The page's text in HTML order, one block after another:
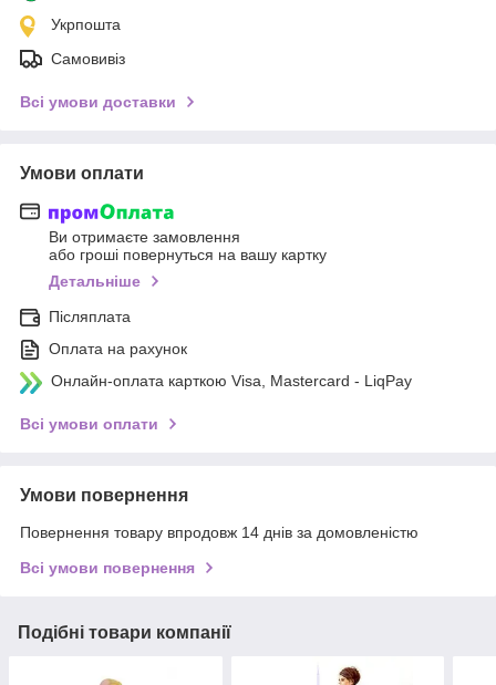
Укрпошта
Самовивіз
Всі умови доставки
Умови оплати
Ви отримаєте замовлення
або гроші повернуться на вашу картку
Детальніше
Післяплата
Оплата на рахунок
Онлайн-оплата карткою Visa, Mastercard - LiqPay
Всі умови оплати
Умови повернення
Повернення товару впродовж 14 днів за домовленістю
Всі умови повернення
Подібні товари компанії